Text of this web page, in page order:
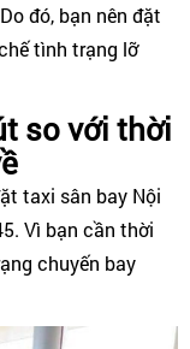
đó, bạn nên đặt
tình trạng lỡ
so với thời
taxi sân bay Nội
Vì bạn cần thời
chuyến bay